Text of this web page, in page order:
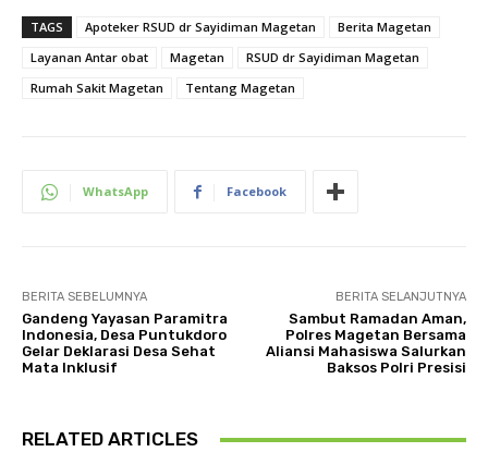
TAGS Apoteker RSUD dr Sayidiman Magetan
Berita Magetan
Layanan Antar obat
Magetan
RSUD dr Sayidiman Magetan
Rumah Sakit Magetan
Tentang Magetan
WhatsApp Facebook
BERITA SEBELUMNYA
Gandeng Yayasan Paramitra
Indonesia, Desa Puntukdoro
Gelar Deklarasi Desa Sehat
Mata Inklusif
BERITA SELANJUTNYA
Sambut Ramadan Aman,
Polres Magetan Bersama
Aliansi Mahasiswa Salurkan
Baksos Polri Presisi
RELATED ARTICLES